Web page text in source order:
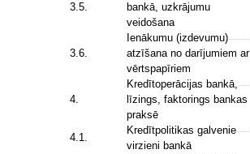
3.5.
bankā, uzkrājumu
veidošana
3.6.
Ienākumu (izdevumu)
atzīšana no darījumiem ar
vērtspapīriem
4.
Kredītoperācijas bankā,
līzings, faktorings bankas
praksē
4.1.
Kredītpolitikas galvenie
virzieni bankā